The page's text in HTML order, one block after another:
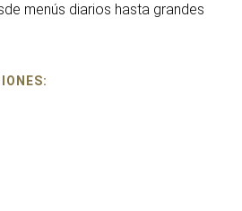
menús diarios hasta grandes